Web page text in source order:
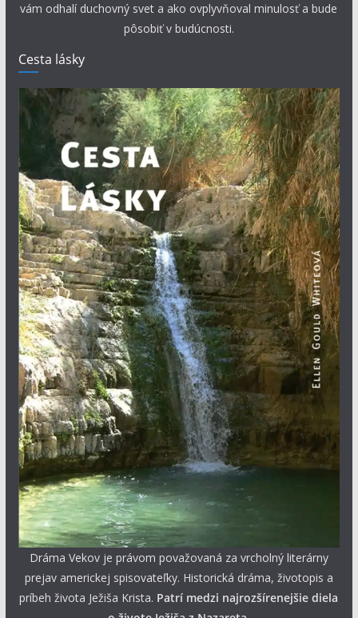
vám odhalí duchovný svet a ako ovplyvňoval minulosť a bude
pôsobiť v budúcnosti.
Cesta lásky
Dráma Vekov je právom považovaná za vrcholný literárny
prejav americkej spisovateľky. Historická dráma, životopis a
príbeh života Ježiša Krista. Patrí medzi najrozšírenejšie diela